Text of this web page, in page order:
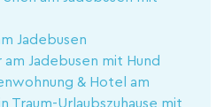
Jadebusen
am Jadebusen mit Hund
& Hotel am
Traum-Urlaubszuhause mit